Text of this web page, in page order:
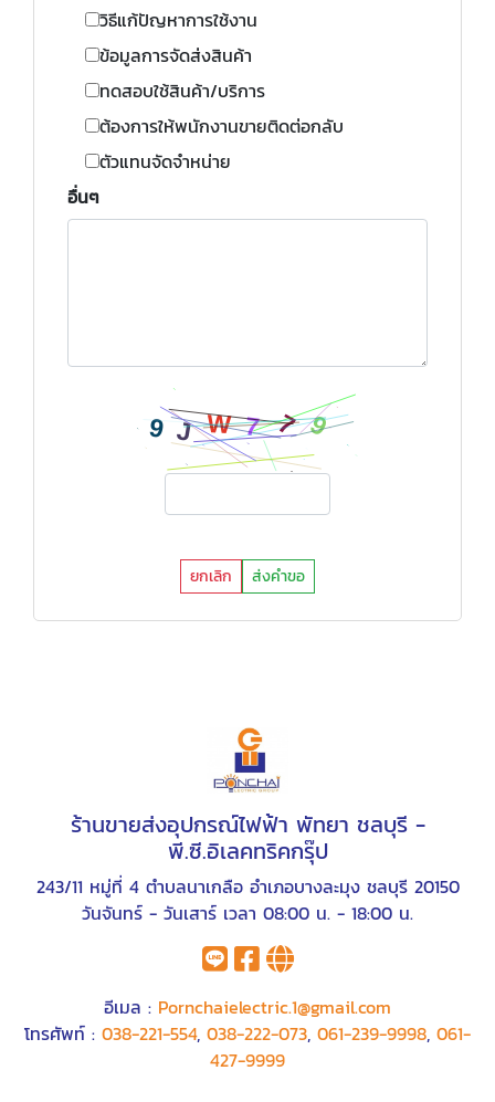
วิธีแก้ปัญหาการใช้งาน
ข้อมูลการจัดส่งสินค้า
ทดสอบใช้สินค้า/บริการ
ต้องการให้พนักงานขายติดต่อกลับ
ตัวแทนจัดจำหน่าย
อื่นๆ
ยกเลิก ส่งคำขอ
ร้านขายส่งอุปกรณ์ไฟฟ้า พัทยา ชลบุรี -
พี.ซี.อิเลคทริคกรุ๊ป
243/11 หมู่ที่ 4 ตำบลนาเกลือ อำเภอบางละมุง ชลบุรี 20150
วันจันทร์ - วันเสาร์ เวลา 08:00 น. - 18:00 น.
อีเมล : Pornchaielectric.1@gmail.com
โทรศัพท์ : 038-221-554, 038-222-073, 061-239-9998, 061-
427-9999